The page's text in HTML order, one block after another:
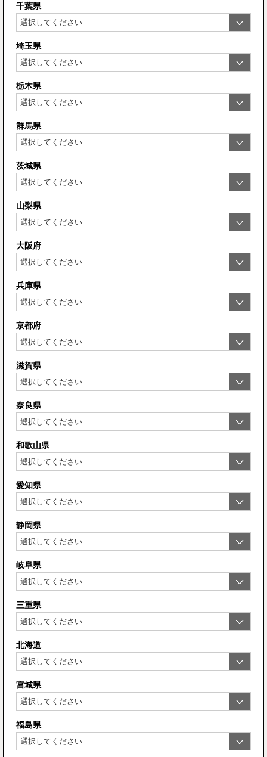
千葉県
埼玉県
栃木県
群馬県
茨城県
山梨県
大阪府
兵庫県
京都府
滋賀県
奈良県
和歌山県
愛知県
静岡県
岐阜県
三重県
北海道
宮城県
福島県